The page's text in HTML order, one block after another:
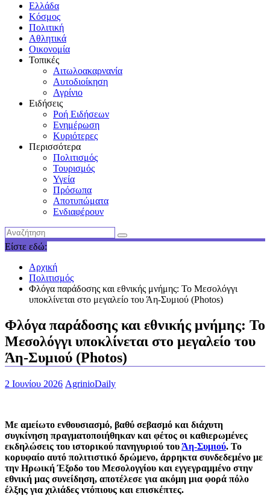
Ελλάδα
Κόσμος
Πολιτική
Αθλητικά
Οικονομία
Τοπικές
Αιτωλοακαρνανία
Αυτοδιοίκηση
Αγρίνιο
Ειδήσεις
Ροή Ειδήσεων
Ενημέρωση
Κυριότερες
Περισσότερα
Πολιτισμός
Τουρισμός
Υγεία
Πρόσωπα
Αποτυπώματα
Ενδιαφέρουν
Είστε εδώ:
Αρχική
Πολιτισμός
Φλόγα παράδοσης και εθνικής μνήμης: Το Μεσολόγγι
υποκλίνεται στο μεγαλείο του Άη-Συμιού (Photos)
Φλόγα παράδοσης και εθνικής μνήμης: Το
Μεσολόγγι υποκλίνεται στο μεγαλείο του
Άη-Συμιού (Photos)
2 Ιουνίου 2026 AgrinioDaily
Με αμείωτο ενθουσιασμό, βαθύ σεβασμό και διάχυτη
συγκίνηση πραγματοποιήθηκαν και φέτος οι καθιερωμένες
εκδηλώσεις του ιστορικού πανηγυριού τουΆη-Συμιού. Το
κορυφαίο αυτό πολιτιστικό δρώμενο, άρρηκτα συνδεδεμένο με
την Ηρωική Έξοδο του Μεσολογγίου και εγγεγραμμένο στην
εθνική μας συνείδηση, αποτέλεσε για ακόμη μια φορά πόλο
έλξης για χιλιάδες ντόπιους και επισκέπτες.